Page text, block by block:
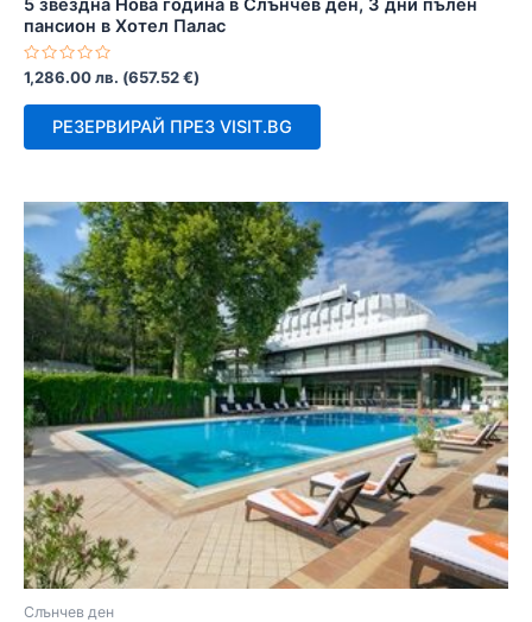
5 звездна Нова година в Слънчев ден, 3 дни пълен
пансион в Хотел Палас
Оценено
с
0
1,286.00лв. (657.52€)
РЕЗЕРВИРАЙ ПРЕЗ VISIT.BG
Слънчев ден